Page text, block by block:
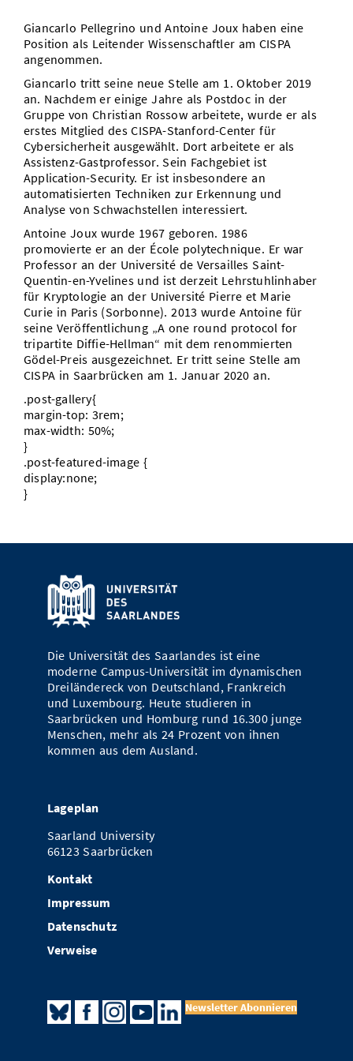
Study Scheduler
Open Science/Open Access
Start-ups
IT-Themenabend
Ranking
Zahlen & Fakten
Preise, Auszeichnungen und Förderungen
Kontakt
SIC Merchandise
SIC Podcast
Anfahrt
AnsprechpartnerInnen, Personen, Forschungsgruppen
Termine, Vorträge und Veranstaltungen
Alumni
Giancarlo Pellegrino und Antoine Joux haben eine
Position als Leitender Wissenschaftler am CISPA
angenommen.
Giancarlo tritt seine neue Stelle am 1. Oktober 2019
an. Nachdem er einige Jahre als Postdoc in der
Gruppe von Christian Rossow arbeitete, wurde er als
erstes Mitglied des CISPA-Stanford-Center für
Cybersicherheit ausgewählt. Dort arbeitete er als
Assistenz-Gastprofessor. Sein Fachgebiet ist
Application-Security. Er ist insbesondere an
automatisierten Techniken zur Erkennung und
Analyse von Schwachstellen interessiert.
Antoine Joux wurde 1967 geboren. 1986
promovierte er an der École polytechnique. Er war
Professor an der Université de Versailles Saint-
Quentin-en-Yvelines und ist derzeit Lehrstuhlinhaber
für Kryptologie an der Université Pierre et Marie
Curie in Paris (Sorbonne). 2013 wurde Antoine für
seine Veröffentlichung „A one round protocol for
tripartite Diffie-Hellman“ mit dem renommierten
Gödel-Preis ausgezeichnet. Er tritt seine Stelle am
CISPA in Saarbrücken am 1. Januar 2020 an.
.post-gallery{
margin-top: 3rem;
max-width: 50%;
}
.post-featured-image {
display:none;
}
Die Universität des Saarlandes ist eine
moderne Campus-Universität im dynamischen
Dreiländereck von Deutschland, Frankreich
und Luxembourg. Heute studieren in
Saarbrücken und Homburg rund 16.300 junge
Menschen, mehr als 24 Prozent von ihnen
kommen aus dem Ausland.
Lageplan
Saarland University
66123 Saarbrücken
Kontakt
Impressum
Datenschutz
Verweise
Newsletter Abonnieren